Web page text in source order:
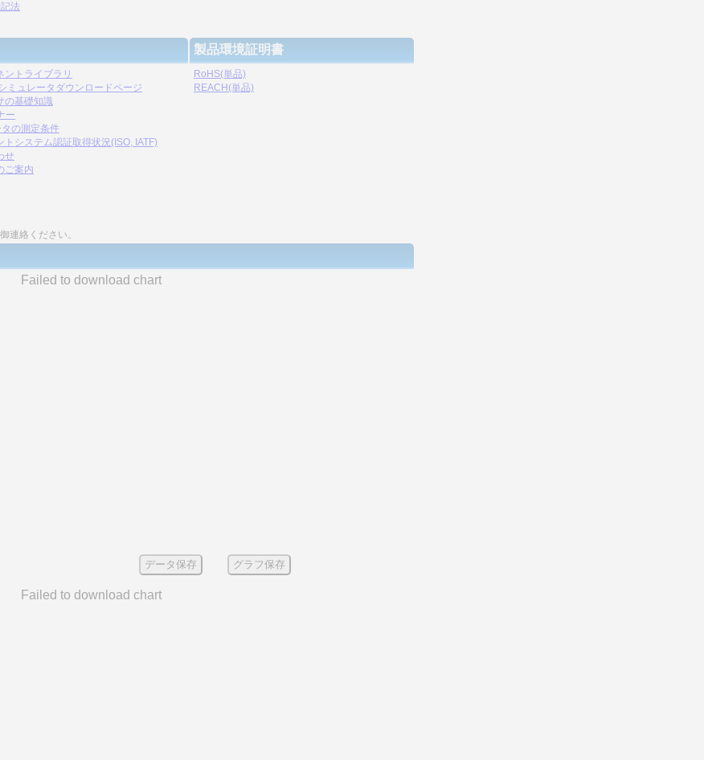
法
ントライブラリ
ミュレータダウンロードページ
の基礎知識
ー
の測定条件
トシステム認証取得状況(ISO, IATF)
せ
ご案内
製品環境証明書
RoHS(単品)
REACH(単品)
連絡ください。
Failed to download chart
データ保存 グラフ保存
Failed to download chart